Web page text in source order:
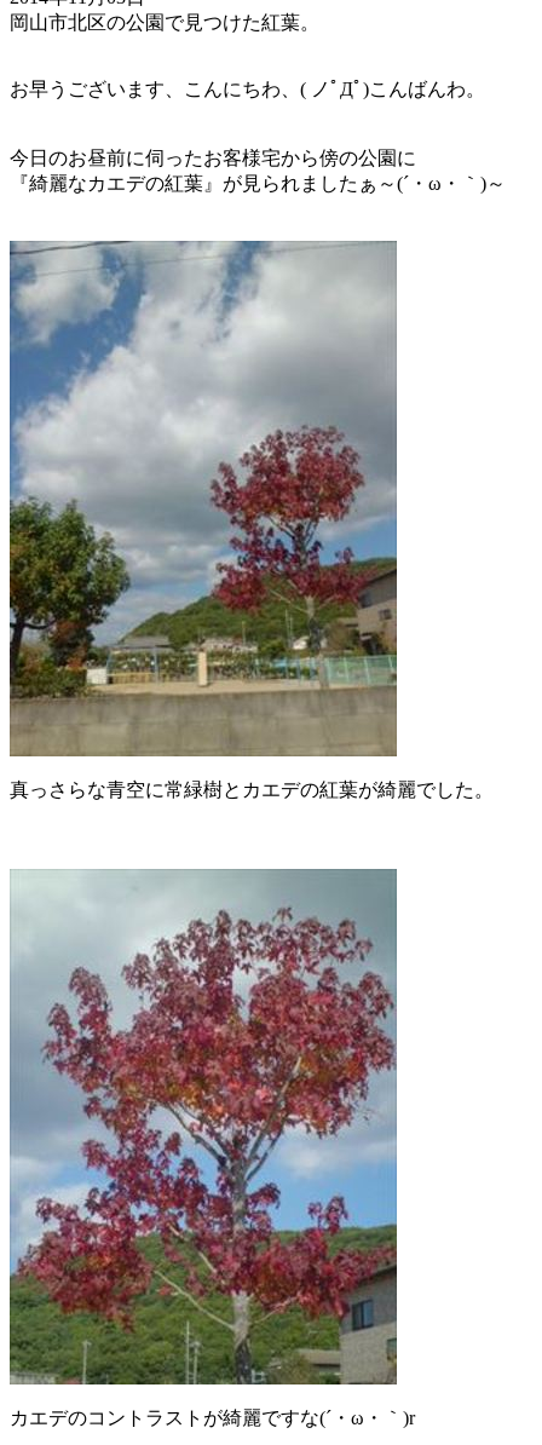
岡山市北区の公園で見つけた紅葉。
お早うございます、こんにちわ、( ノﾟДﾟ)こんばんわ。
今日のお昼前に伺ったお客様宅から傍の公園に
『綺麗なカエデの紅葉』が見られましたぁ～(´・ω・｀)～
真っさらな青空に常緑樹とカエデの紅葉が綺麗でした。
カエデのコントラストが綺麗ですな(´・ω・｀)r